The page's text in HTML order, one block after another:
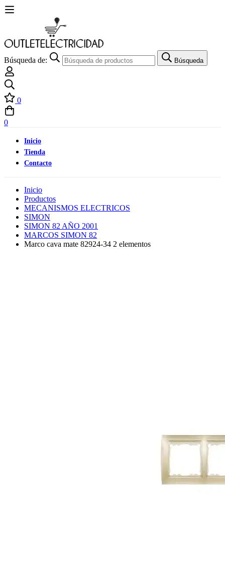
Búsqueda de: Búsqueda
0
0
Inicio
Tienda
Contacto
Inicio
Productos
MECANISMOS ELECTRICOS
SIMON
SIMON 82 AÑO 2001
MARCOS SIMON 82
Marco cava mate 82924-34 2 elementos